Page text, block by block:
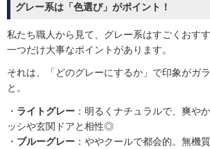
グレー系は「色選び」がポイント！
私たち職人から見て、グレー系はすごくおす
一つだけ大事なポイントがあります。
それは、「どのグレーにするか」で印象がガ
と。
・ ライトグレー ：明るくナチュラルで、爽や
ッシや玄関ドアと相性◎
・ ブルーグレー ：ややクールで都会的。無機